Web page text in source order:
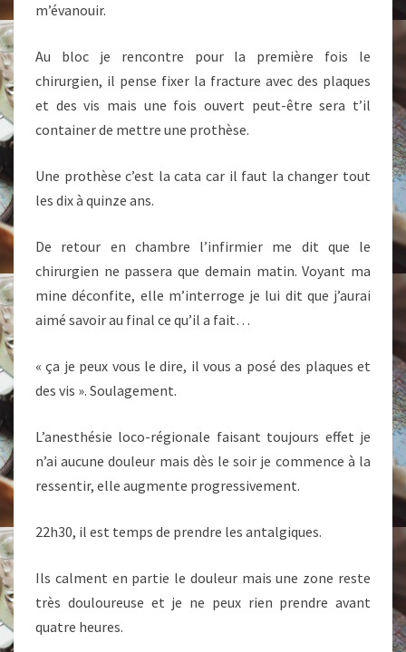
m’évanouir.
Au bloc je rencontre pour la première fois le
chirurgien, il pense fixer la fracture avec des plaques
et des vis mais une fois ouvert peut-être sera t’il
container de mettre une prothèse.
Une prothèse c’est la cata car il faut la changer tout
les dix à quinze ans.
De retour en chambre l’infirmier me dit que le
chirurgien ne passera que demain matin. Voyant ma
mine déconfite, elle m’interroge je lui dit que j’aurai
aimé savoir au final ce qu’il a fait…
« ça je peux vous le dire, il vous a posé des plaques et
des vis ». Soulagement.
L’anesthésie loco-régionale faisant toujours effet je
n’ai aucune douleur mais dès le soir je commence à la
ressentir, elle augmente progressivement.
22h30, il est temps de prendre les antalgiques.
Ils calment en partie le douleur mais une zone reste
très douloureuse et je ne peux rien prendre avant
quatre heures.